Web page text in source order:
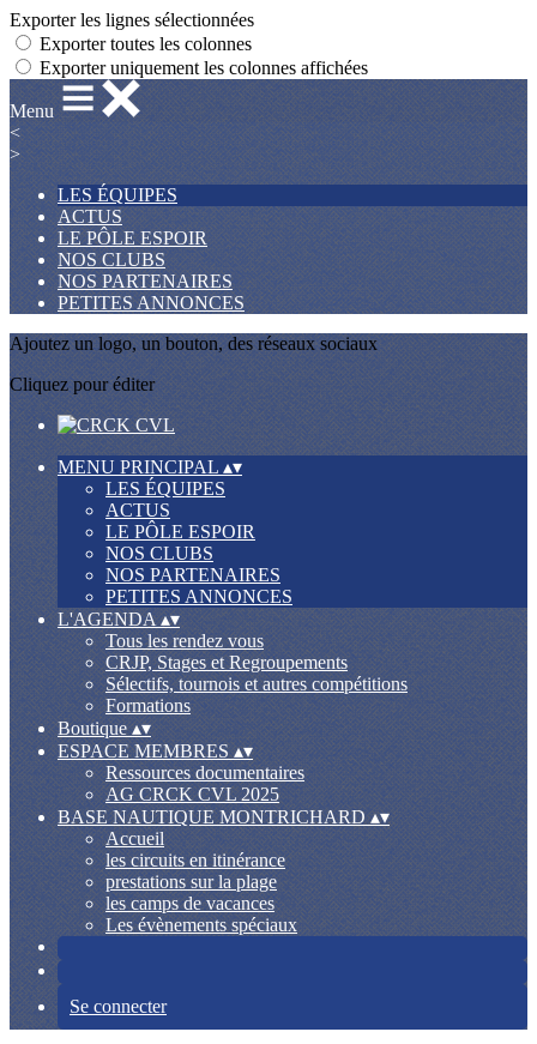
Exporter les lignes sélectionnées
Exporter toutes les colonnes
Exporter uniquement les colonnes affichées
Menu
<
>
LES ÉQUIPES
ACTUS
LE PÔLE ESPOIR
NOS CLUBS
NOS PARTENAIRES
PETITES ANNONCES
Ajoutez un logo, un bouton, des réseaux sociaux
Cliquez pour éditer
MENU PRINCIPAL ▴▾
LES ÉQUIPES
ACTUS
LE PÔLE ESPOIR
NOS CLUBS
NOS PARTENAIRES
PETITES ANNONCES
L'AGENDA ▴▾
Tous les rendez vous
CRJP, Stages et Regroupements
Sélectifs, tournois et autres compétitions
Formations
Boutique ▴▾
ESPACE MEMBRES▴▾
Ressources documentaires
AG CRCK CVL 2025
BASE NAUTIQUE MONTRICHARD▴▾
Accueil
les circuits en itinérance
prestations sur la plage
les camps de vacances
Les évènements spéciaux
Se connecter